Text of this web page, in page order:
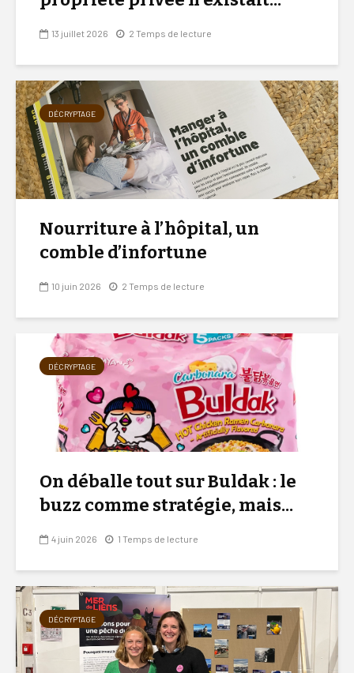
13 juillet 2026 2 Temps de lecture
DÉCRYPTAGE
Nourriture à l’hôpital, un
comble d’infortune
10 juin 2026 2 Temps de lecture
DÉCRYPTAGE
On déballe tout sur Buldak : le
buzz comme stratégie, mais...
4 juin 2026 1 Temps de lecture
DÉCRYPTAGE